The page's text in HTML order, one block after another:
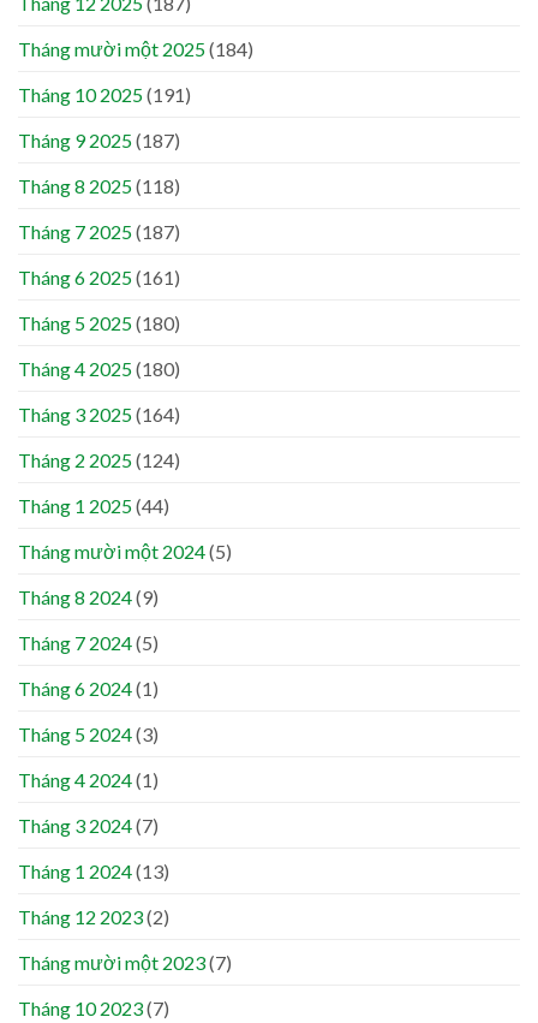
Tháng mười một 2025(184)
Tháng 10 2025(191)
Tháng 9 2025(187)
Tháng 8 2025(118)
Tháng 7 2025(187)
Tháng 6 2025(161)
Tháng 5 2025(180)
Tháng 4 2025(180)
Tháng 3 2025(164)
Tháng 2 2025(124)
Tháng 1 2025(44)
Tháng mười một 2024(5)
Tháng 8 2024(9)
Tháng 7 2024(5)
Tháng 6 2024(1)
Tháng 5 2024(3)
Tháng 4 2024(1)
Tháng 3 2024(7)
Tháng 1 2024(13)
Tháng 12 2023(2)
Tháng mười một 2023(7)
Tháng 10 2023(7)